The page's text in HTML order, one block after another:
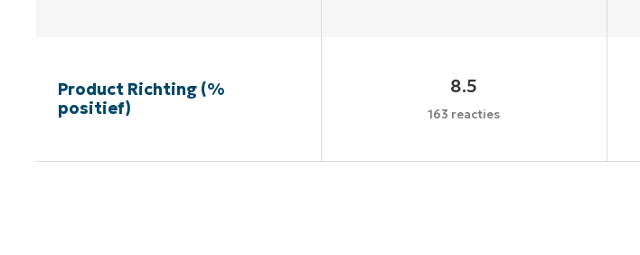
Product Richting (%
positief)
8.5
163 reacties